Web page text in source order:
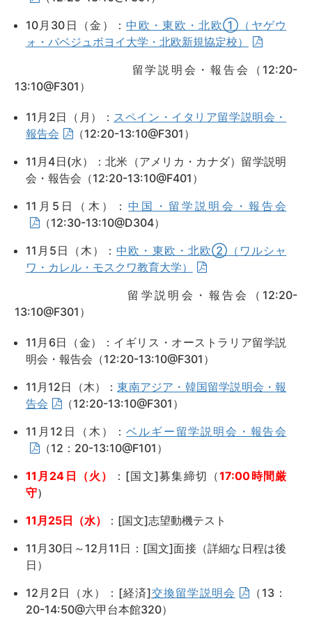
10月30日（金）： 中欧・東欧・北欧①（ヤゲウ
ォ・バベジュボヨイ大学・北欧新規協定校）
留学説明会・報告会（12:20-
13:10@F301）
11月2日（月）： スペイン・イタリア留学説明会・
報告会
（12:20-13:10@F301）
11月4日(水）：北米（アメリカ・カナダ）留学説明
会・報告会（12:20-13:10@F401）
11月5日（木）： 中国・留学説明会・報告会
（12:30-13:10@D304）
11月5日（木）： 中欧・東欧・北欧②（ワルシャ
ワ・カレル・モスクワ教育大学）
留学説明会・報告会（12:20-
13:10@F301）
11月6日（金）：イギリス・オーストラリア留学説
明会・報告会（12:20-13:10@F301）
11月12日（木）：東南アジア・韓国留学説明会・報
告会
（12:20-13:10@F301）
11月12日（木）：ベルギー留学説明会・報告会
（12：20-13:10@F101）
11月24日（火）
：[国文]募集締切（17:00時間厳
守）
11月25日（水）
：[国文]志望動機テスト
11月30日～12月11日：[国文]面接（詳細な日程は後
日）
12月2日（水）：[経済]交換留学説明会
（13：
20-14:50@六甲台本館320）